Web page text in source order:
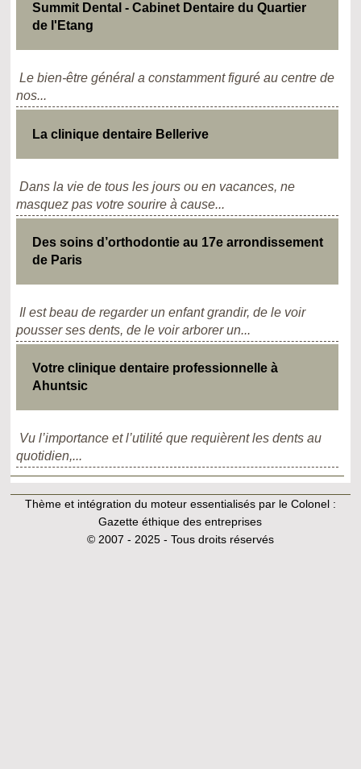
Summit Dental - Cabinet Dentaire du Quartier
de l'Etang
Le bien-être général a constamment figuré au centre de
nos...
La clinique dentaire Bellerive
Dans la vie de tous les jours ou en vacances, ne
masquez pas votre sourire à cause...
Des soins d’orthodontie au 17e arrondissement
de Paris
Il est beau de regarder un enfant grandir, de le voir
pousser ses dents, de le voir arborer un...
Votre clinique dentaire professionnelle à
Ahuntsic
Vu l’importance et l’utilité que requièrent les dents au
quotidien,...
Thème et intégration du moteur essentialisés par le Colonel :
Gazette éthique des entreprises
© 2007 - 2025 - Tous droits réservés